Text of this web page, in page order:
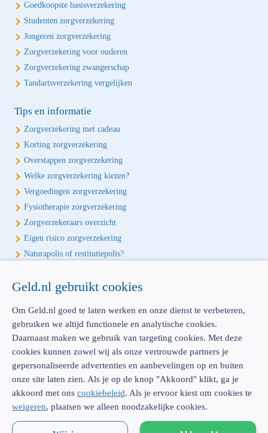
Goedkoopste basisverzekering
Studenten zorgverzekering
Jongeren zorgverzekering
Zorgverzekering voor ouderen
Zorgverzekering zwangerschap
Tandartsverzekering vergelijken
Tips en informatie
Zorgverzekering met cadeau
Korting zorgverzekering
Overstappen zorgverzekering
Welke zorgverzekering kiezen?
Vergoedingen zorgverzekering
Fysiotherapie zorgverzekering
Zorgverzekeraars overzicht
Eigen risico zorgverzekering
Naturapolis of restitutiepolis?
Écht onafhankelijk vergelijken
bankproducten. Vergelijk, kies het beste product voor jou en betaal
geen euro te veel!
AFM: 12039914 300.014480
Sitemap KvK: 52062910 |
Geld.nl gebruikt cookies
Om Geld.nl goed te laten werken en onze dienst te verbeteren,
gebruiken we altijd functionele en analytische cookies.
Daarnaast maken we gebruik van targeting cookies. Met deze
cookies kunnen zowel wij als onze vertrouwde partners je
gepersonaliseerde advertenties en aanbevelingen op en buiten
onze site laten zien. Als je op de knop "Akkoord" klikt, ga je
akkoord met ons cookiebeleid. Als je ervoor kiest om cookies te
weigeren, plaatsen we alleen noodzakelijke cookies.